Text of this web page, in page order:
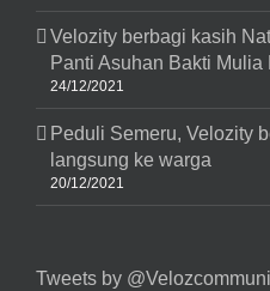
Velozity berbagi kasih
Panti Asuhan Bakti Mulia
24/12/2021
Peduli Semeru, Velozity
langsung ke warga
20/12/2021
Tweets by